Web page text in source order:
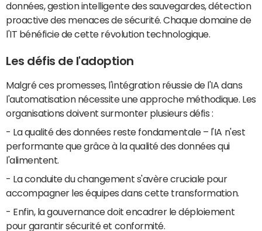
données, gestion intelligente des sauvegardes, détection
proactive des menaces de sécurité. Chaque domaine de
l'IT bénéficie de cette révolution technologique.
Les défis de l'adoption
Malgré ces promesses, l'intégration réussie de l'IA dans
l'automatisation nécessite une approche méthodique. Les
organisations doivent surmonter plusieurs défis :
- La qualité des données reste fondamentale – l'IA n'est
performante que grâce à la qualité des données qui
l'alimentent.
- La conduite du changement s'avère cruciale pour
accompagner les équipes dans cette transformation.
- Enfin, la gouvernance doit encadrer le déploiement
pour garantir sécurité et conformité.